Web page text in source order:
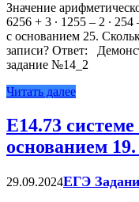
Значение
6256 + 3 ∙ 1255 – 2 ∙
с основанием 25.
записи? Ответ:
задание №14_2
Читать далее
Е14.73
основанием
29.09.2024ЕГЭ